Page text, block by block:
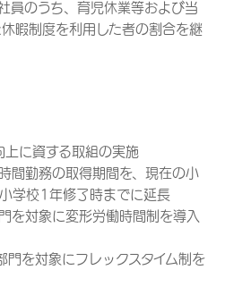
員のうち、育児休業等および当
暇制度を利用した者の割合を継
に資する取組の実施
勤務の取得期間を、現在の小
学校1年修了時までに延長
対象に変形労働時間制を導入
を対象にフレックスタイム制を